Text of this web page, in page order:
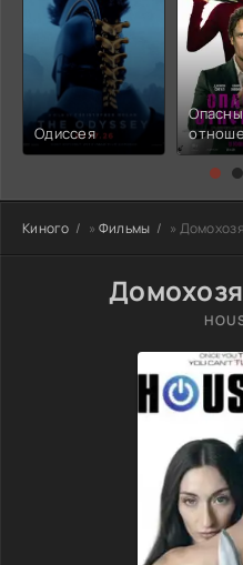
Одиссея
Киного » Фильмы »